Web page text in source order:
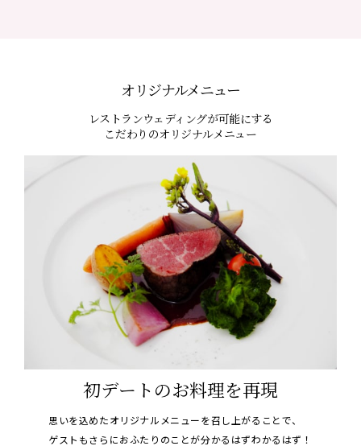
オリジナルメニュー
レストランウェディングが可能にする
こだわりのオリジナルメニュー
初デートのお料理を再現
思いを込めたオリジナルメニューを召し上がることで、
ゲストもさらにおふたりのことが分かるはずわかるはず！